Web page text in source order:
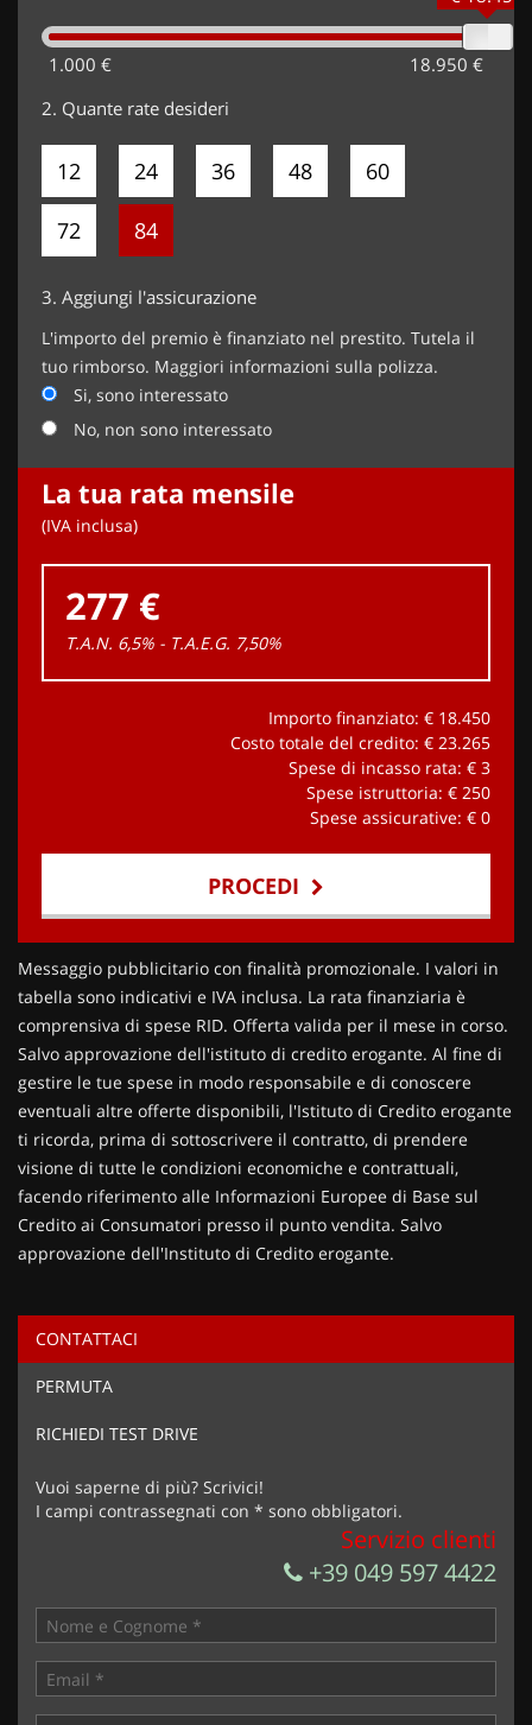
1.000 € 18.950 €
2. Quante rate desideri
12 24 36 48 60
72 84
3. Aggiungi l'assicurazione
L'importo del premio è finanziato nel prestito. Tutela il
tuo rimborso. Maggiori informazioni sulla polizza.
Si, sono interessato
No, non sono interessato
La tua rata mensile
(IVA inclusa)
277 €
T.A.N. 6,5% - T.A.E.G. 7,50%
Importo finanziato: € 18.450
Costo totale del credito: € 23.265
Spese di incasso rata: € 3
Spese istruttoria: € 250
Spese assicurative: € 0
PROCEDI
Contattaci
Ho letto e accettol'informativa privacy*
Acconsento al trattamento dei miei dati per finalità di
Invia la tua richiesta
Messaggio pubblicitario con finalità promozionale. I valori in
tabella sono indicativi e IVA inclusa. La rata finanziaria è
comprensiva di spese RID. Offerta valida per il mese in corso.
Salvo approvazione dell'istituto di credito erogante. Al fine di
gestire le tue spese in modo responsabile e di conoscere
eventuali altre offerte disponibili, l'Istituto di Credito erogante
ti ricorda, prima di sottoscrivere il contratto, di prendere
visione di tutte le condizioni economiche e contrattuali,
facendo riferimento alle Informazioni Europee di Base sul
Credito ai Consumatori presso il punto vendita. Salvo
approvazione dell'Instituto di Credito erogante.
CONTATTACI
PERMUTA
RICHIEDI TEST DRIVE
Vuoi saperne di più? Scrivici!
I campi contrassegnati con * sono obbligatori.
Servizio clienti
+39 049 597 4422